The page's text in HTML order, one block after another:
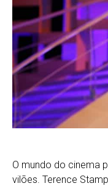
O mundo do cinema
vilões. Terence